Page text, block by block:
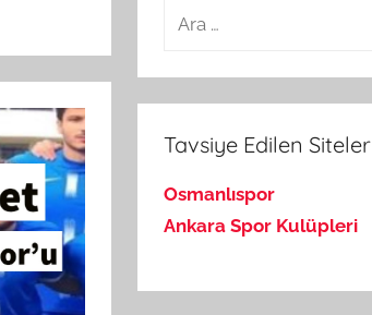
Arama:
Tavsiye Edilen Siteler
Osmanlıspor
Ankara Spor Kulüpleri